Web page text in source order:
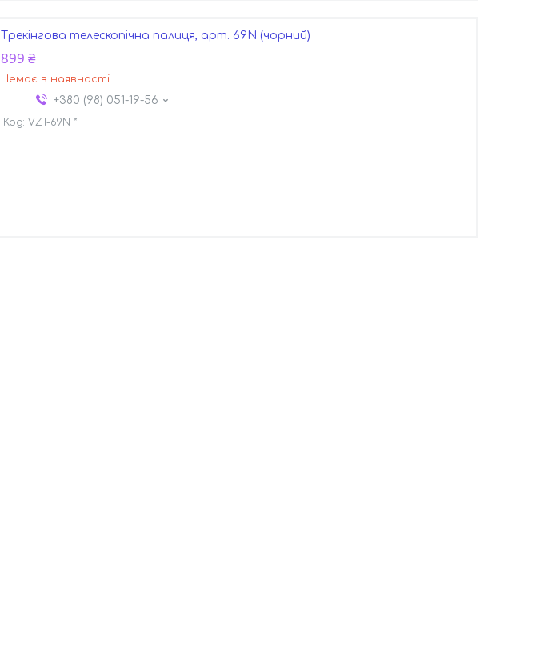
Трекінгова телескопічна палиця, арт. 69N (чорний)
899 ₴
Немає в наявності
+380 (98) 051-19-56
VZT-69N *